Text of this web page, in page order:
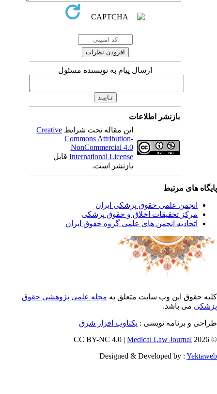
ارسال پیام به نویسنده مسئول
بازنشر اطلاعات
این مقاله تحت شرایطCreative
Commons Attribution-
NonCommercial 4.0
International Licenseقابل
بازنشر است.
های مرتبط
انجمن علمی حقوق پزشکی ایران
مرکز تحقیقات اخلاق و حقوق پزشکی
اتحادیه انجمن های علمی گروه حقوق ایران
حقوق این وب سایت متعلق بهمجله علمی پژوهشی حقوق
می باشد.
و برنامه نویسی : یکتاوب افزار شرق
©
Medical Law Journal
Designed & Developed by :